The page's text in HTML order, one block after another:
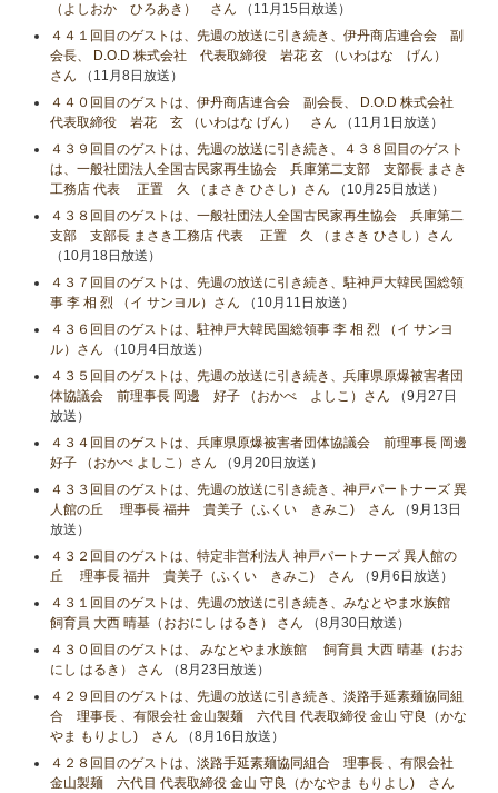
（よしおか ひろあき） さん （11月15日放送）
４４１回目のゲストは、先週の放送に引き続き、伊丹商店連合会 副
会長、 D.O.D 株式会社 代表取締役 岩花 玄 （いわはな げん）
さん （11月8日放送）
４４０回目のゲストは、伊丹商店連合会 副会長、 D.O.D 株式会社
代表取締役 岩花 玄 （いわはな げん） さん （11月1日放送）
４３９回目のゲストは、先週の放送に引き続き、４３８回目のゲスト
は、一般社団法人全国古民家再生協会 兵庫第二支部 支部長 まさき
工務店 代表 正置 久 （まさき ひさし）さん （10月25日放送）
４３８回目のゲストは、一般社団法人全国古民家再生協会 兵庫第二
支部 支部長 まさき工務店 代表 正置 久 （まさき ひさし）さん
（10月18日放送）
４３７回目のゲストは、先週の放送に引き続き、駐神戸大韓民国総領
事 李 相 烈 （イ サンヨル）さん （10月11日放送）
４３６回目のゲストは、駐神戸大韓民国総領事 李 相 烈 （イ サンヨ
ル）さん （10月4日放送）
４３５回目のゲストは、先週の放送に引き続き、兵庫県原爆被害者団
体協議会 前理事長 岡邊 好子 （おかべ よしこ）さん （9月27日
放送）
４３４回目のゲストは、兵庫県原爆被害者団体協議会 前理事長 岡邊
好子 （おかべ よしこ）さん （9月20日放送）
４３３回目のゲストは、先週の放送に引き続き、神戸パートナーズ 異
人館の丘 理事長 福井 貴美子（ふくい きみこ) さん （9月13日
放送）
４３２回目のゲストは、特定非営利法人 神戸パートナーズ 異人館の
丘 理事長 福井 貴美子（ふくい きみこ) さん （9月6日放送）
４３１回目のゲストは、先週の放送に引き続き、みなとやま水族館
飼育員 大西 晴基（おおにし はるき） さん （8月30日放送）
４３０回目のゲストは、 みなとやま水族館 飼育員 大西 晴基（おお
にし はるき） さん （8月23日放送）
４２９回目のゲストは、先週の放送に引き続き、淡路手延素麺協同組
合 理事長 、有限会社 金山製麺 六代目 代表取締役 金山 守良（かな
やま もりよし) さん （8月16日放送）
４２８回目のゲストは、淡路手延素麺協同組合 理事長 、有限会社
金山製麺 六代目 代表取締役 金山 守良（かなやま もりよし) さん